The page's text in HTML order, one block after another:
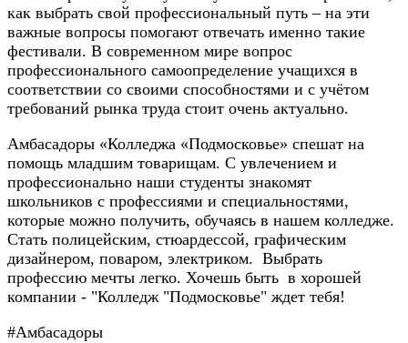
как выбрать свой профессиональный путь – на эти
важные вопросы помогают отвечать именно такие
фестивали. В современном мире вопрос
профессионального самоопределение учащихся в
соответствии со своими способностями и с учётом
требований рынка труда стоит очень актуально.
Амбасадоры «Колледжа «Подмосковье» спешат на
помощь младшим товарищам. С увлечением и
профессионально наши студенты знакомят
школьников с профессиями и специальностями,
которые можно получить, обучаясь в нашем колледже.
Стать полицейским, стюардессой, графическим
дизайнером, поваром, электриком. Выбрать
профессию мечты легко. Хочешь быть в хорошей
компании - "Колледж "Подмосковье" ждет тебя!
#Амбасадоры